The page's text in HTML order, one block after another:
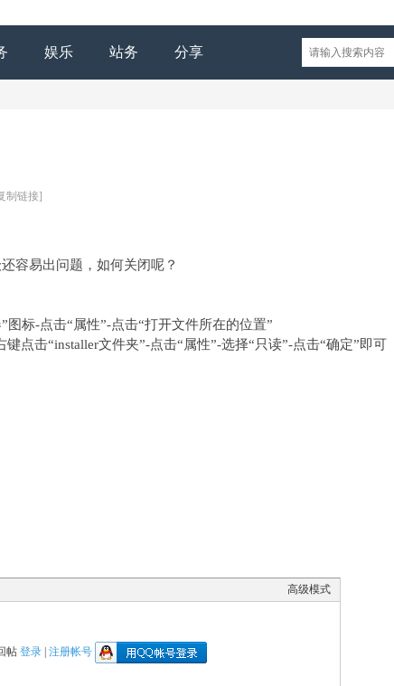
娱乐 站务 分享
制链接]
容易出问题，如何关闭呢？
标-点击“属性”-点击“打开文件所在的位置”
点击“installer文件夹”-点击“属性”-选择“只读”-点击“确定”即可
高级模式
帖 登录| 注册帐号